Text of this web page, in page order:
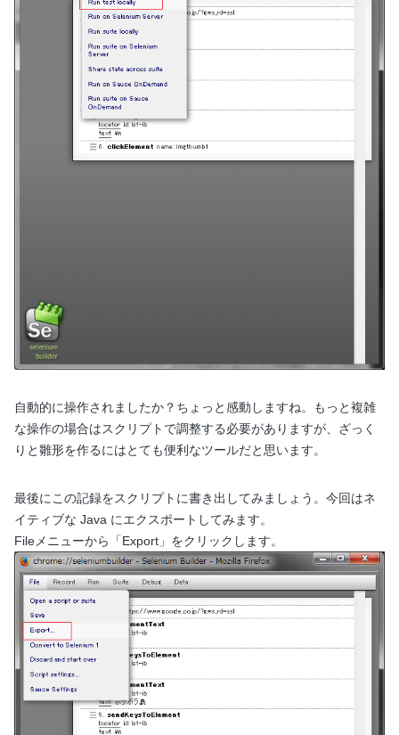
自動的に操作されましたか？ちょっと感動しますね。もっと複雑
な操作の場合はスクリプトで調整する必要がありますが、ざっく
りと雛形を作るにはとても便利なツールだと思います。
最後にこの記録をスクリプトに書き出してみましょう。今回はネ
イティブな Java にエクスポートしてみます。
Fileメニューから「Export」をクリックします。